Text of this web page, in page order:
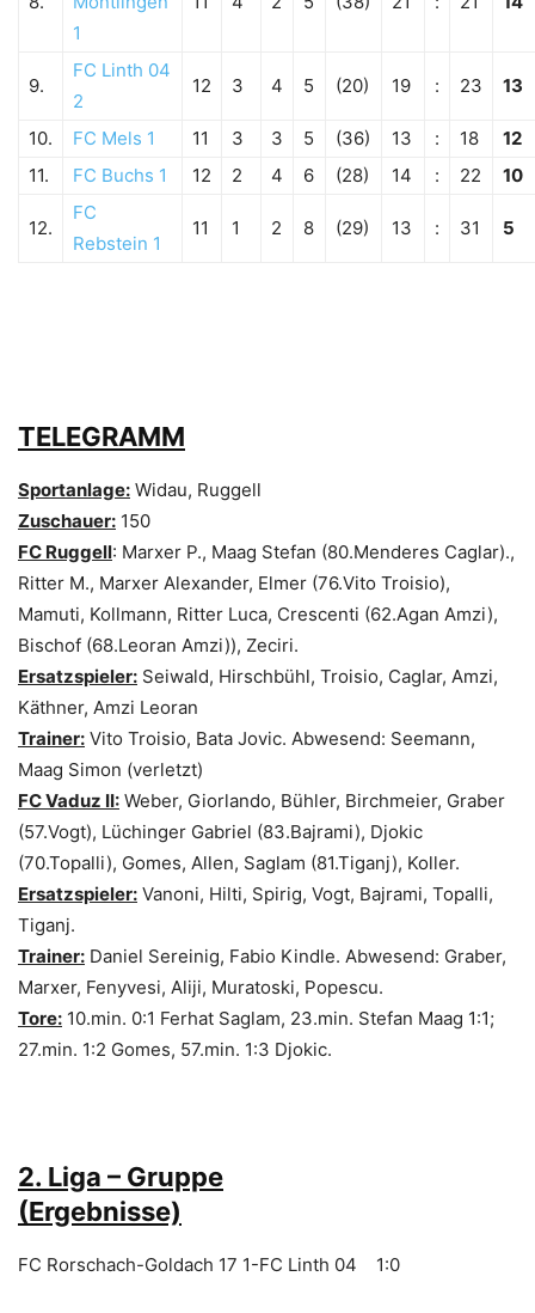
1
9.
FC Linth 04
2
12 3 4 5 (20) 19 : 23 13
10. FC Mels 1 11 3 3 5 (36) 13 : 18
12
11.
FC Buchs 1 12 2 4 6 (28) 14 : 22 10
12.
FC
Rebstein 1
11 1 2 8 (29) 13 : 31 5
TELEGRAMM
Sportanlage: Widau, Ruggell
Zuschauer: 150
FC Ruggell: Marxer P., Maag Stefan (80.Menderes Caglar).,
Ritter M., Marxer Alexander, Elmer (76.Vito Troisio),
Mamuti, Kollmann, Ritter Luca, Crescenti (62.Agan Amzi),
Bischof (68.Leoran Amzi)), Zeciri.
Ersatzspieler: Seiwald, Hirschbühl, Troisio, Caglar, Amzi,
Käthner, Amzi Leoran
Trainer: Vito Troisio, Bata Jovic. Abwesend: Seemann,
Maag Simon (verletzt)
FC Vaduz II: Weber, Giorlando, Bühler, Birchmeier, Graber
(57.Vogt), Lüchinger Gabriel (83.Bajrami), Djokic
(70.Topalli), Gomes, Allen, Saglam (81.Tiganj), Koller.
Ersatzspieler: Vanoni, Hilti, Spirig, Vogt, Bajrami, Topalli,
Tiganj.
Trainer: Daniel Sereinig, Fabio Kindle. Abwesend: Graber,
Marxer, Fenyvesi, Aliji, Muratoski, Popescu.
Tore: 10.min. 0:1 Ferhat Saglam, 23.min. Stefan Maag 1:1;
27.min. 1:2 Gomes, 57.min. 1:3 Djokic.
2. Liga – Gruppe
(Ergebnisse)
FC Rorschach-Goldach 17 1-FC Linth 04 1:0